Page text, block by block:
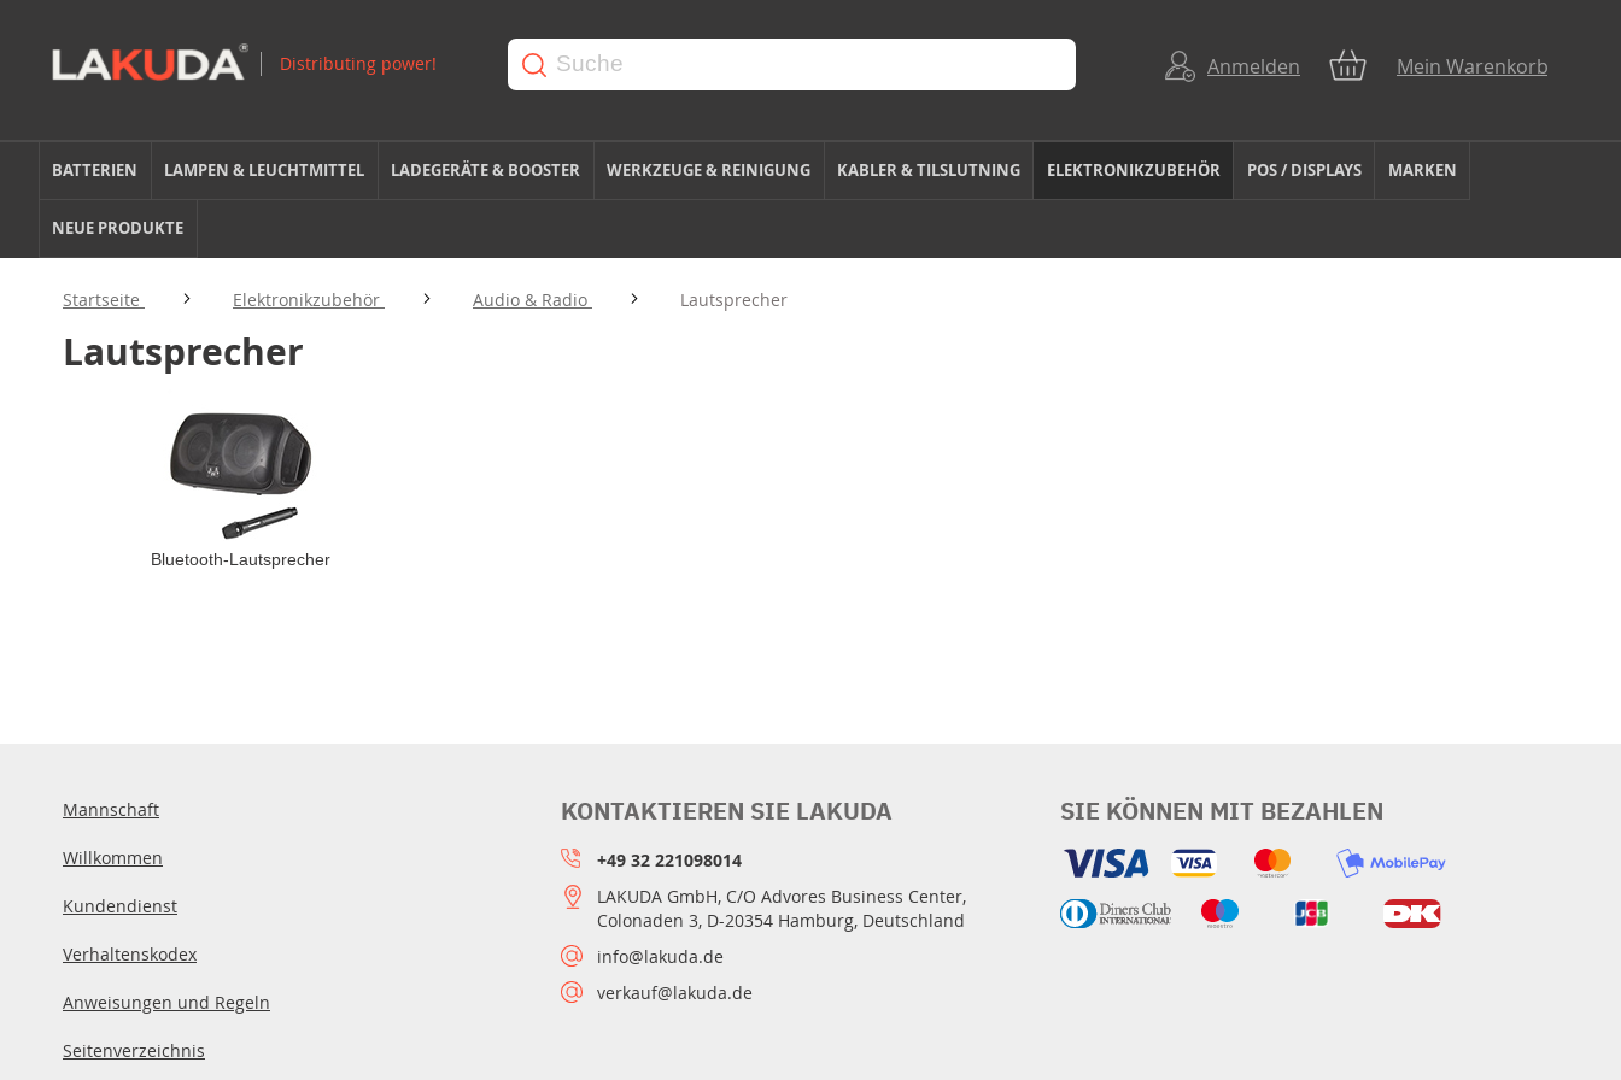
Anmelden Mein Warenkorb
BATTERIEN LAMPEN & LEUCHTMITTEL LADEGERÄTE & BOOSTER WERKZEUGE & REINIGUNG KABLER & TILSLUTNING ELEKTRONIKZUBEHÖR POS / DISPLAYS MARKEN
NEUE PRODUKTE
Startseite Elektronikzubehör Audio & Radio Lautsprecher
Lautsprecher
Bluetooth-Lautsprecher
Mannschaft
Willkommen
Kundendienst
Verhaltenskodex
Anweisungen und Regeln
Seitenverzeichnis
SIE KÖNNEN MIT BEZAHLEN
KONTAKTIEREN SIE LAKUDA
+49 32 221098014
LAKUDA GmbH, C/O Advores Business Center,
Colonaden 3, D-20354 Hamburg, Deutschland
info@lakuda.de
verkauf@lakuda.de